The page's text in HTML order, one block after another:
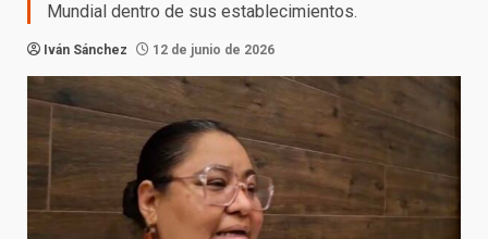
Mundial dentro de sus establecimientos.
Iván Sánchez 12 de junio de 2026